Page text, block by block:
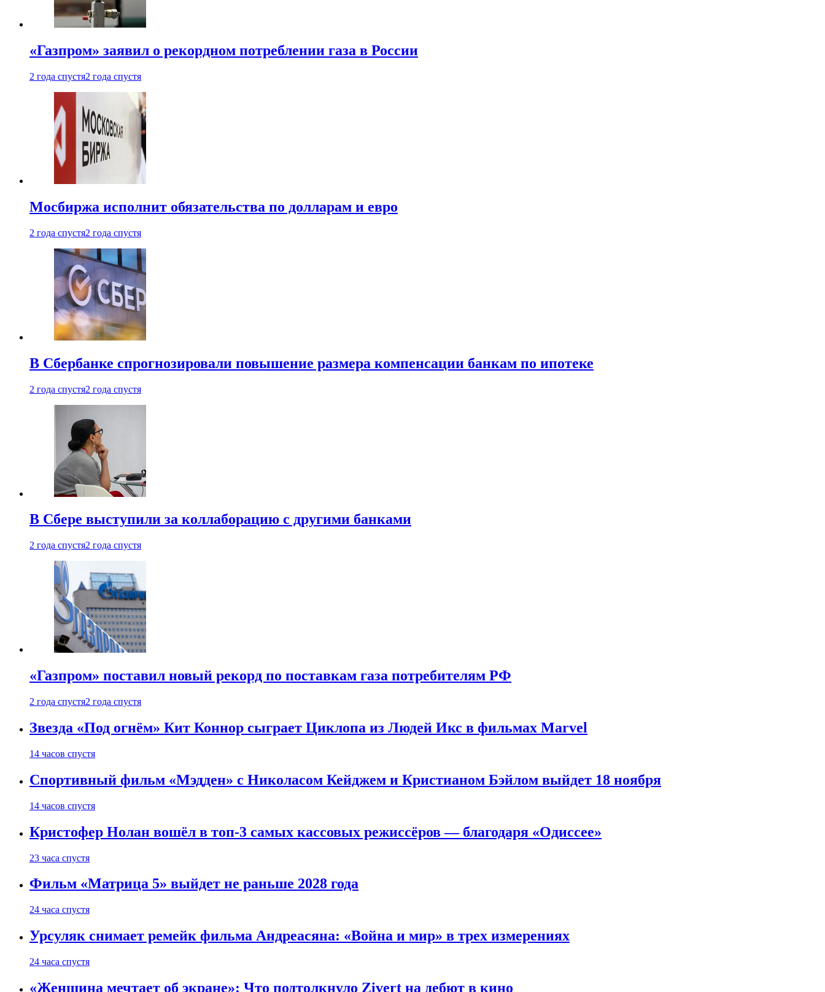
«Газпром» заявил о рекордном потреблении газа в России
2 года спустя2 года спустя
Мосбиржа исполнит обязательства по долларам и евро
2 года спустя2 года спустя
В Сбербанке спрогнозировали повышение размера компенсации банкам по ипотеке
2 года спустя2 года спустя
В Сбере выступили за коллаборацию с другими банками
2 года спустя2 года спустя
«Газпром» поставил новый рекорд по поставкам газа потребителям РФ
2 года спустя2 года спустя
Звезда «Под огнём» Кит Коннор сыграет Циклопа из Людей Икс в фильмах Marvel
14 часов спустя
Спортивный фильм «Мэдден» с Николасом Кейджем и Кристианом Бэйлом выйдет 18 ноября
14 часов спустя
Кристофер Нолан вошёл в топ-3 самых кассовых режиссёров — благодаря «Одиссее»
23 часа спустя
Фильм «Матрица 5» выйдет не раньше 2028 года
24 часа спустя
Урсуляк снимает ремейк фильма Андреасяна: «Война и мир» в трех измерениях
24 часа спустя
«Женщина мечтает об экране»: Что подтолкнуло Zivert на дебют в кино